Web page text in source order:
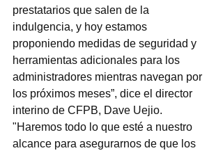
prestatarios que salen de la
indulgencia, y hoy estamos
proponiendo medidas de seguridad y
herramientas adicionales para los
administradores mientras navegan por
los próximos meses”, dice el director
interino de CFPB, Dave Uejio.
"Haremos todo lo que esté a nuestro
alcance para asegurarnos de que los